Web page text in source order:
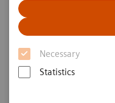
Necessary
Statistics